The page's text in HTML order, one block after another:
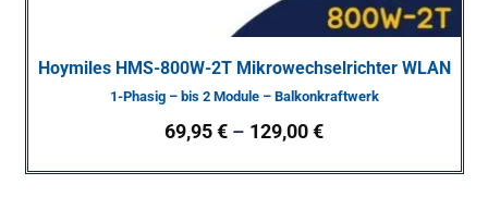
Hoymiles HMS-800W-2T Mikrowechselrichter WLAN
1-Phasig – bis 2 Module – Balkonkraftwerk
69,95€ – 129,00€